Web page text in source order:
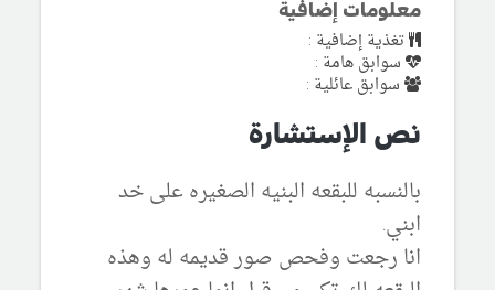
معلومات إضافية
تغذية إضافية :
سوابق هامة :
سوابق عائلية :
نص الإستشارة
بالنسبه للبقعه البنيه الصغيره على خد
ابني.
انا رجعت وفحص صور قديمه له وهذه